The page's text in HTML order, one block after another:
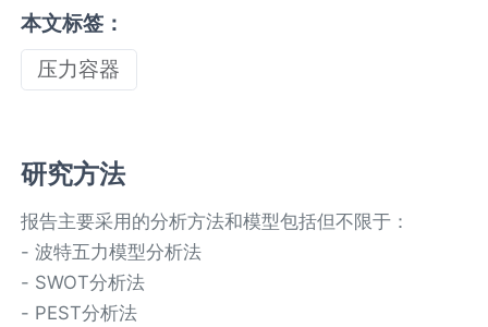
本文标签：
压力容器
研究方法
报告主要采用的分析方法和模型包括但不限于：
- 波特五力模型分析法
- SWOT分析法
- PEST分析法